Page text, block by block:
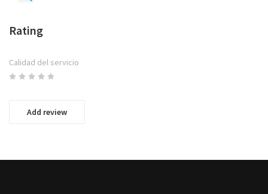
Rating
Calidad del servicio
Add review